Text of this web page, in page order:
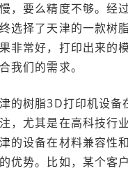
，要么精度不够。经
选择了天津的一款树
非常好，打印出来的
我们的需求。
的树脂3D打印机设备
，尤其是在高科技行
的设备在材料兼容性
优势。比如，某个客